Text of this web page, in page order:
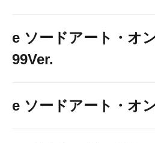
e ソードアート・オ
99Ver.
e ソードアート・オ